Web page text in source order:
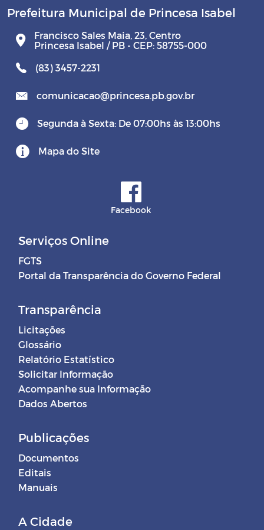
Prefeitura Municipal de Princesa Isabel
Francisco Sales Maia, 23, Centro
Princesa Isabel / PB - CEP: 58755-000
(83) 3457-2231
comunicacao@princesa.pb.gov.br
Segunda à Sexta: De 07:00hs às 13:00hs
Mapa do Site
Facebook
Serviços Online
FGTS
Portal da Transparência do Governo Federal
Transparência
Licitações
Glossário
Relatório Estatístico
Solicitar Informação
Acompanhe sua Informação
Dados Abertos
Publicações
Documentos
Editais
Manuais
A Cidade